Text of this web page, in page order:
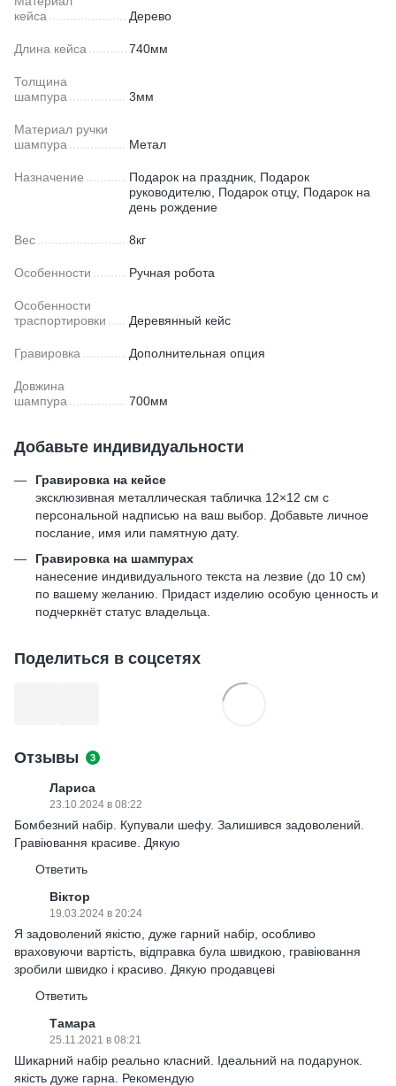
кейса
Дерево
Длина кейса 740мм
Толщина
шампура
3мм
Материал ручки
шампура
Метал
Назначение
Подарок на праздник, Подарок
руководителю, Подарок отцу, Подарок на
день рождение
Вес 8кг
Особенности Ручная робота
Особенности
траспортировки
Деревянный кейс
Гравировка Дополнительная опция
Довжина
шампура
700мм
Добавьте индивидуальности
Гравировка на кейсе
эксклюзивная металлическая табличка 12×12 см с
персональной надписью на ваш выбор. Добавьте личное
послание, имя или памятную дату.
Гравировка на шампурах
нанесение индивидуального текста на лезвие (до 10 см)
по вашему желанию. Придаст изделию особую ценность и
подчеркнёт статус владельца.
Поделиться в соцсетях
Отзывы 3
Лариса
23.10.2024 в 08:22
Бомбезний набір. Купували шефу. Залишився задоволений.
Гравіювання красиве. Дякую
Ответить
Віктор
19.03.2024 в 20:24
Я задоволений якістю, дуже гарний набір, особливо
враховуючи вартість, відправка була швидкою, гравіювання
зробили швидко і красиво. Дякую продавцеві
Ответить
Тамара
25.11.2021 в 08:21
Шикарний набір реально класний. Ідеальний на подарунок.
якість дуже гарна. Рекомендую